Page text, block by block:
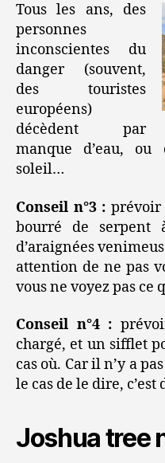
Tous les ans, des
personnes
inconscientes du
danger (souvent,
des touristes
européens)
décèdent par
manque d’eau,
soleil…
Conseil n°3 : prévoir
bourré de serpent
d’araignées
attention de ne pas
vous ne voyez pas ce
Conseil n°4 :
chargé, et un sifflet
cas où. Car il n’y a
le cas de le dire, c’est
Joshua tree